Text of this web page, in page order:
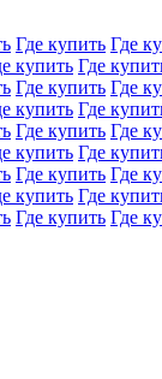
Где купить Где
купить Где
Где купить Где
купить Где
Где купить Где
купить Где
Где купить Где
купить Где
Где купить Где